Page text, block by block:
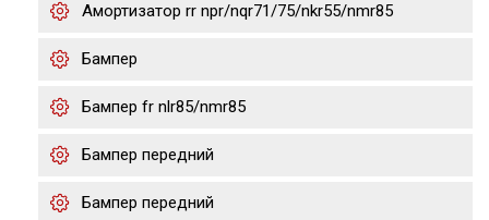
Амортизатор rr npr/nqr71/75/nkr55/nmr85
Бампер
Бампер fr nlr85/nmr85
Бампер передний
Бампер передний